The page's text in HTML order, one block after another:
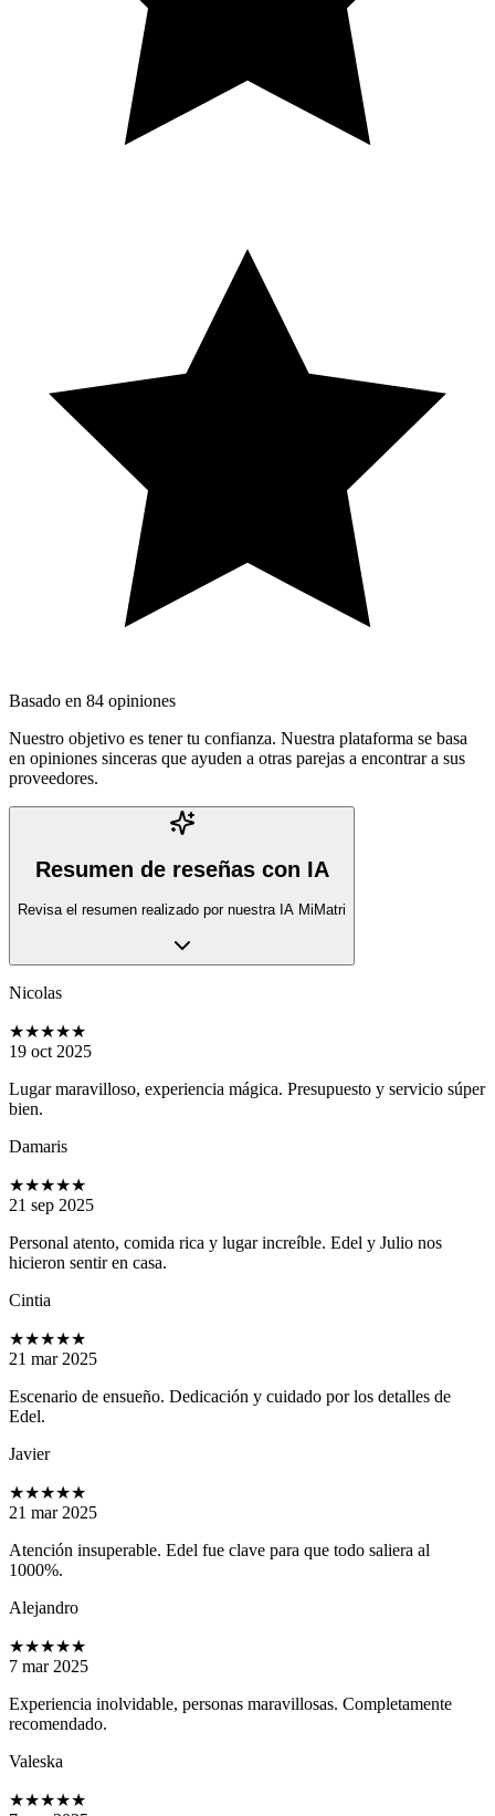
Basado en 84 opiniones
Nuestro objetivo es tener tu confianza. Nuestra plataforma se basa
en opiniones sinceras que ayuden a otras parejas a encontrar a sus
proveedores.
Resumen de reseñas con IA
Revisa el resumen realizado por nuestra IA MiMatri
Nicolas
★★★★★
19 oct 2025
Lugar maravilloso, experiencia mágica. Presupuesto y servicio súper
bien.
Damaris
★★★★★
21 sep 2025
Personal atento, comida rica y lugar increíble. Edel y Julio nos
hicieron sentir en casa.
Cintia
★★★★★
21 mar 2025
Escenario de ensueño. Dedicación y cuidado por los detalles de
Edel.
Javier
★★★★★
21 mar 2025
Atención insuperable. Edel fue clave para que todo saliera al
1000%.
Alejandro
★★★★★
7 mar 2025
Experiencia inolvidable, personas maravillosas. Completamente
recomendado.
Valeska
★★★★★